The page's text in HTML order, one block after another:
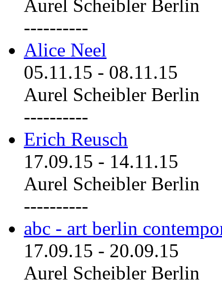
Aurel Scheibler Berlin
----------
Alice Neel
05.11.15 - 08.11.15
Aurel Scheibler Berlin
----------
Erich Reusch
17.09.15 - 14.11.15
Aurel Scheibler Berlin
----------
abc - art berlin
17.09.15 - 20.09.15
Aurel Scheibler Berlin